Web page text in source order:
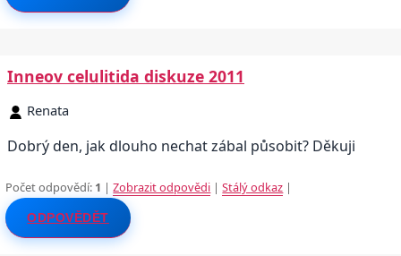
Inneov celulitida diskuze 2011
Renata
Dobrý den, jak dlouho nechat zábal působit? Děkuji
Počet odpovědí: 1 |Zobrazit odpovědi |Stálý odkaz |
ODPOVĚDĚT